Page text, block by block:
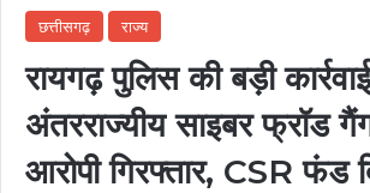
छत्तीसगढ़ राज्य
रायगढ़ पुलिस की बड़ी कार्रवाई
अंतरराज्यीय साइबर फ्रॉड
आरोपी गिरफ्तार, CSR फंड